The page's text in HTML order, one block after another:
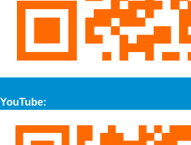
YouTube: